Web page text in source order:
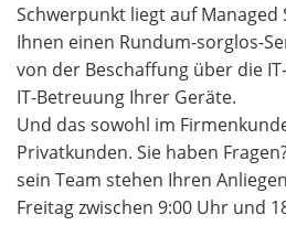
Schwerpunkt liegt auf Managed
Ihnen einen Rundum-sorglos-
von der Beschaffung über die
IT-Betreuung Ihrer Geräte.
Und das sowohl im
Privatkunden. Sie haben
sein Team stehen Ihren
Freitag zwischen 9:00 Uhr und